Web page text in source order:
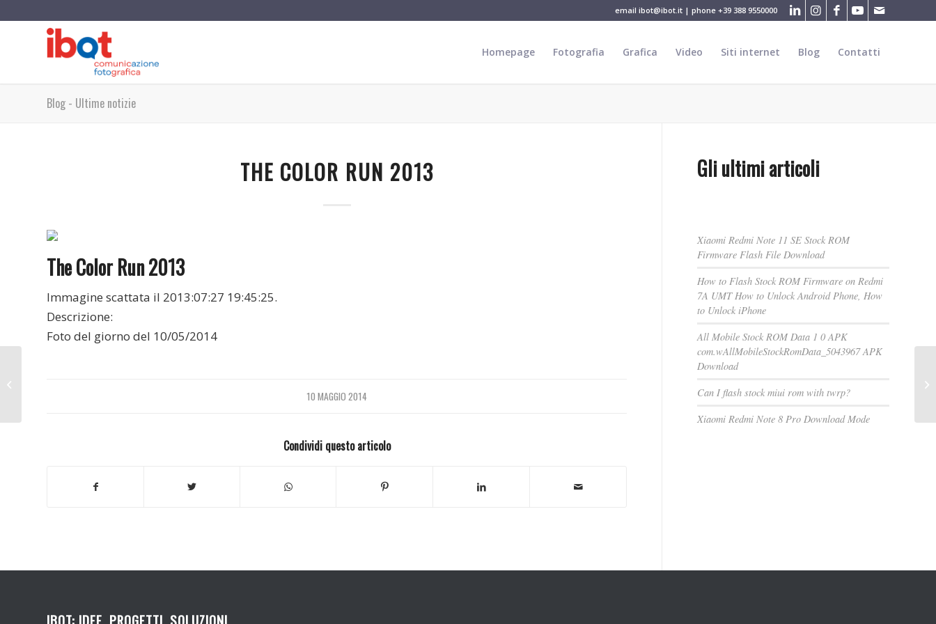
email ibot@ibot.it | phone +39 388 9550000
Homepage Fotografia Grafica Video Siti internet Blog Contatti
Blog - Ultime notizie
THE COLOR RUN 2013
The Color Run 2013
Immagine scattata il 2013:07:27 19:45:25.
Descrizione:
Foto del giorno del 10/05/2014
10 MAGGIO 2014
Condividi questo articolo
Gli ultimi articoli
Xiaomi Redmi Note 11 SE Stock ROM
Firmware Flash File Download
How to Flash Stock ROM Firmware on Redmi
7A UMT How to Unlock Android Phone, How
to Unlock iPhone
All Mobile Stock ROM Data 1 0 APK
com.wAllMobileStockRomData_5043967 APK
Download
Can I flash stock miui rom with twrp?
Xiaomi Redmi Note 8 Pro Download Mode
IBOT: IDEE, PROGETTI, SOLUZIONI